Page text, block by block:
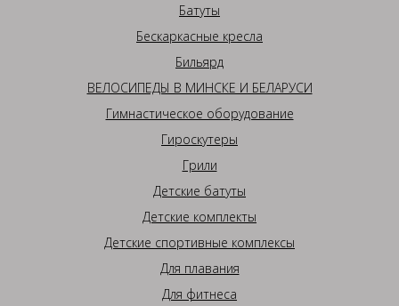
Батуты
Бескаркасные кресла
Бильярд
ВЕЛОСИПЕДЫ В МИНСКЕ И БЕЛАРУСИ
Гимнастическое оборудование
Гироскутеры
Грили
Детские батуты
Детские комплекты
Детские спортивные комплексы
Для плавания
Для фитнеса